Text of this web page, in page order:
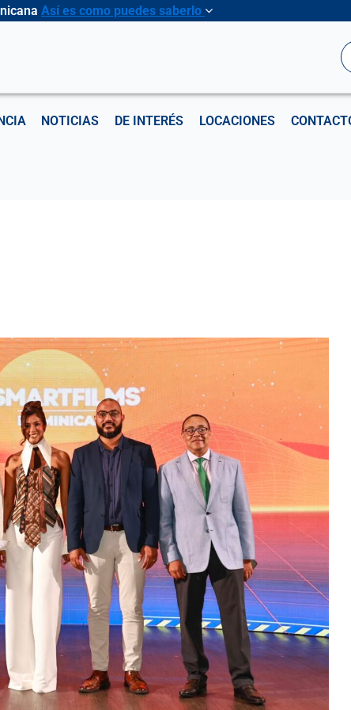
Así es como puedes saberlo
NOTICIAS DE INTERÉS LOCACIONES